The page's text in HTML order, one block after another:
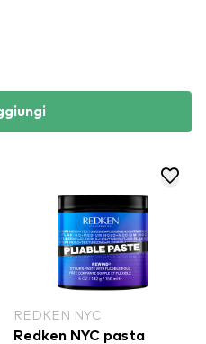
REDKEN NYC
Redken NYC pasta